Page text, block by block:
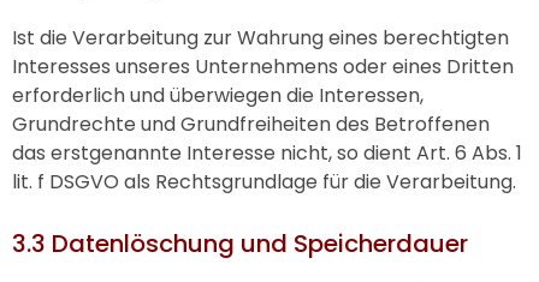
Ist die Verarbeitung zur Wahrung eines berechtigten
Interesses unseres Unternehmens oder eines Dritten
erforderlich und überwiegen die Interessen,
Grundrechte und Grundfreiheiten des Betroffenen
das erstgenannte Interesse nicht, so dient Art. 6 Abs. 1
lit. f DSGVO als Rechtsgrundlage für die Verarbeitung.
3.3 Datenlöschung und Speicherdauer